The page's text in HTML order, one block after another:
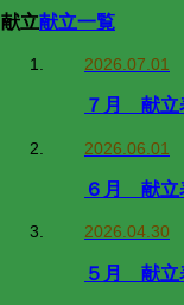
献立献立一覧
2026.07.01
７月 献立
2026.06.01
６月 献立
2026.04.30
５月 献立